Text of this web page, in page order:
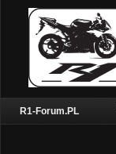
R1-Forum.PL